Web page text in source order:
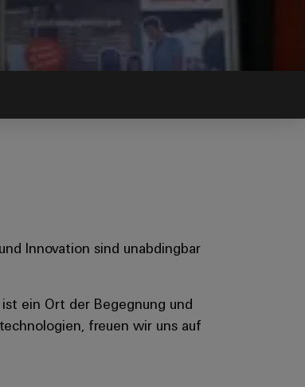
Innovation sind unabdingbar
ein Ort der Begegnung und
freuen wir uns auf